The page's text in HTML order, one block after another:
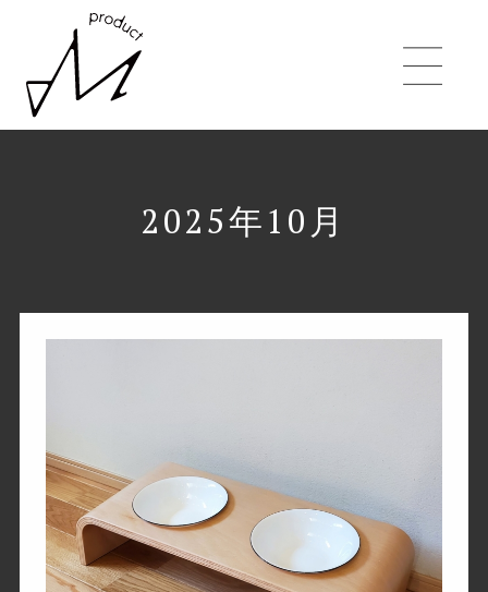
2025年10月